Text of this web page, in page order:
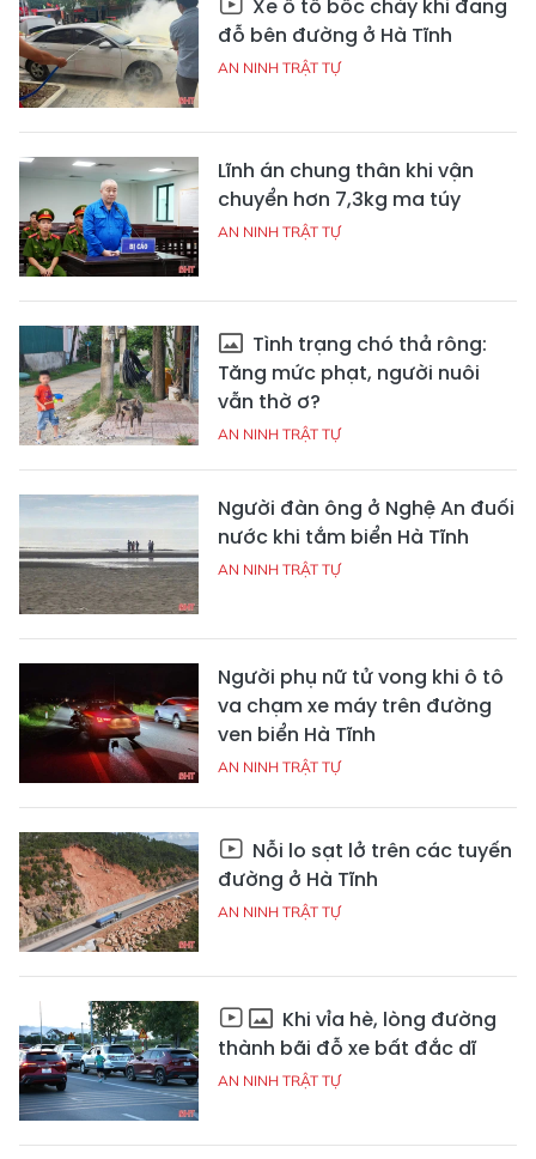
Xe ô tô bốc cháy khi đang
đỗ bên đường ở Hà Tĩnh
AN NINH TRẬT TỰ
Lĩnh án chung thân khi vận
chuyển hơn 7,3kg ma túy
AN NINH TRẬT TỰ
Tình trạng chó thả rông:
Tăng mức phạt, người nuôi
vẫn thờ ơ?
AN NINH TRẬT TỰ
Người đàn ông ở Nghệ An đuối
nước khi tắm biển Hà Tĩnh
AN NINH TRẬT TỰ
Người phụ nữ tử vong khi ô tô
va chạm xe máy trên đường
ven biển Hà Tĩnh
AN NINH TRẬT TỰ
Nỗi lo sạt lở trên các tuyến
đường ở Hà Tĩnh
AN NINH TRẬT TỰ
Khi vỉa hè, lòng đường
thành bãi đỗ xe bất đắc dĩ
AN NINH TRẬT TỰ